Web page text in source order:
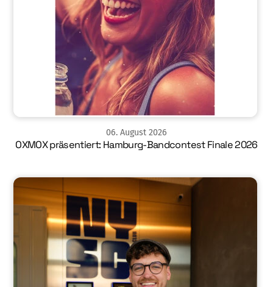
06. August 2026
OXMOX präsentiert: Hamburg-Bandcontest Finale 2026